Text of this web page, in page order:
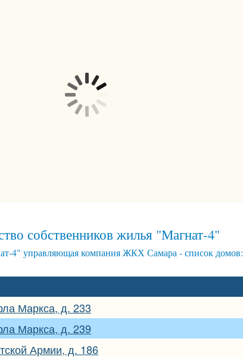
собственников жилья "Магнат-4"
4" управляющая компания ЖКХ Самара - список домов:
Маркса, д. 233
Маркса, д. 239
Армии, д. 186